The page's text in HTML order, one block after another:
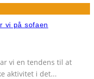
vi på sofaen
vi en tendens til at
aktivitet i det...